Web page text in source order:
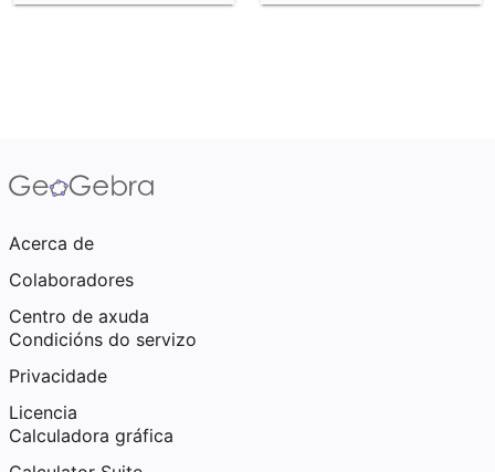
Acerca de
Colaboradores
Centro de axuda
Condicións do servizo
Privacidade
Licencia
Calculadora gráfica